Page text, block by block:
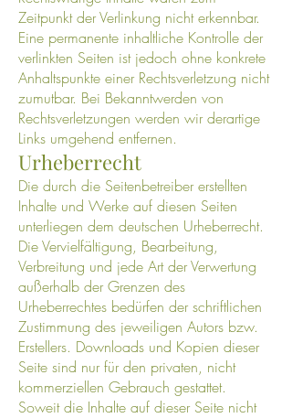
Zeitpunkt der Verlinkung nicht erkennbar.
Eine permanente inhaltliche Kontrolle der
verlinkten Seiten ist jedoch ohne konkrete
Anhaltspunkte einer Rechtsverletzung nicht
zumutbar. Bei Bekanntwerden von
Rechtsverletzungen werden wir derartige
Links umgehend entfernen.
Urheberrecht
Die durch die Seitenbetreiber erstellten
Inhalte und Werke auf diesen Seiten
unterliegen dem deutschen Urheberrecht.
Die Vervielfältigung, Bearbeitung,
Verbreitung und jede Art der Verwertung
außerhalb der Grenzen des
Urheberrechtes bedürfen der schriftlichen
Zustimmung des jeweiligen Autors bzw.
Erstellers. Downloads und Kopien dieser
Seite sind nur für den privaten, nicht
kommerziellen Gebrauch gestattet.
Soweit die Inhalte auf dieser Seite nicht